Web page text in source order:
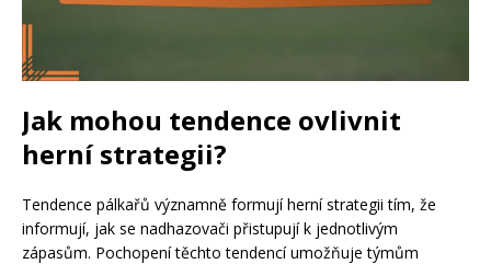
Jak mohou tendence ovlivnit
herní strategii?
Tendence pálkařů významně formují herní strategii tím, že
informují, jak se nadhazovači přistupují k jednotlivým
zápasům. Pochopení těchto tendencí umožňuje týmům